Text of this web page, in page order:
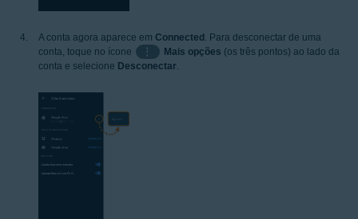
A conta agora aparece em Connected . Para desconectar de uma
conta, toque no ícone
⋮ Mais opções (os três pontos) ao lado da
conta e selecione Desconectar.